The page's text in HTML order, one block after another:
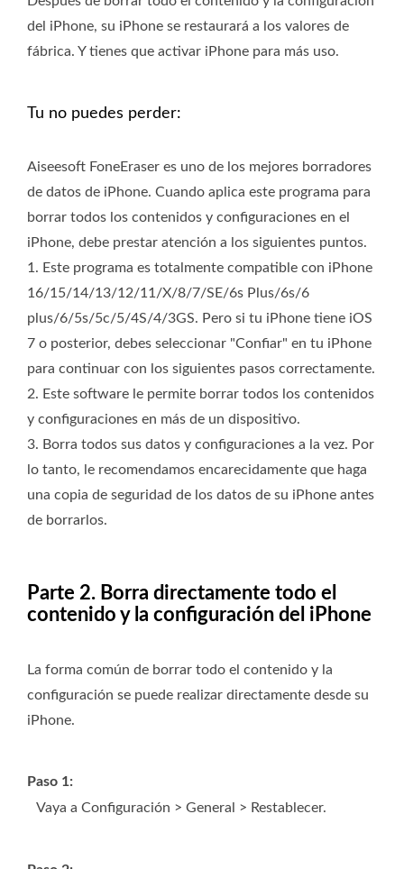
del iPhone, su iPhone se restaurará a los valores de
fábrica. Y tienes que activar iPhone para más uso.
Tu no puedes perder:
Aiseesoft FoneEraser es uno de los mejores borradores
de datos de iPhone. Cuando aplica este programa para
borrar todos los contenidos y configuraciones en el
iPhone, debe prestar atención a los siguientes puntos.
1. Este programa es totalmente compatible con iPhone
16/15/14/13/12/11/X/8/7/SE/6s Plus/6s/6
plus/6/5s/5c/5/4S/4/3GS. Pero si tu iPhone tiene iOS
7 o posterior, debes seleccionar "Confiar" en tu iPhone
para continuar con los siguientes pasos correctamente.
2. Este software le permite borrar todos los contenidos
y configuraciones en más de un dispositivo.
3. Borra todos sus datos y configuraciones a la vez. Por
lo tanto, le recomendamos encarecidamente que haga
una copia de seguridad de los datos de su iPhone antes
de borrarlos.
Parte 2. Borra directamente todo el
contenido y la configuración del iPhone
La forma común de borrar todo el contenido y la
configuración se puede realizar directamente desde su
iPhone.
Paso 1:
Vaya a Configuración > General > Restablecer.